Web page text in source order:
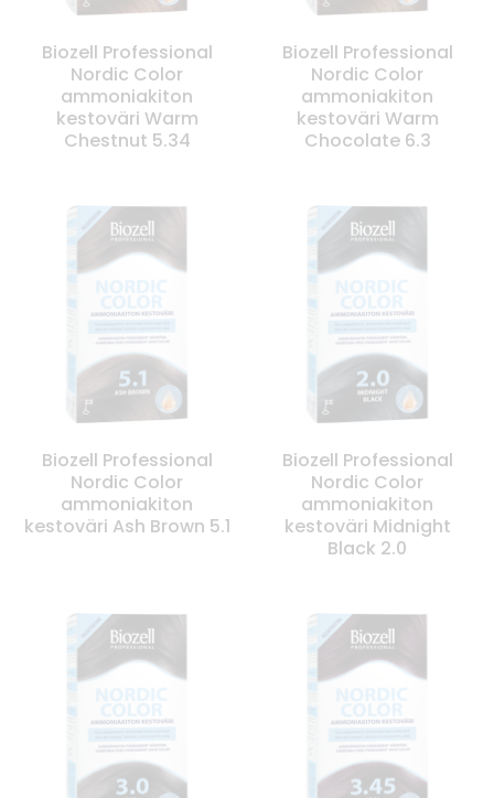
Biozell Professional
Nordic Color
ammoniakiton
kestoväri Warm
Chestnut 5.34
Biozell Professional
Nordic Color
ammoniakiton
kestoväri Warm
Chocolate 6.3
Biozell Professional
Nordic Color
ammoniakiton
kestoväri Ash Brown 5.1
Biozell Professional
Nordic Color
ammoniakiton
kestoväri Midnight
Black 2.0